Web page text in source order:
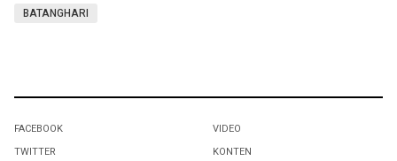
BATANGHARI
FACEBOOK
TWITTER
VIDEO
KONTEN